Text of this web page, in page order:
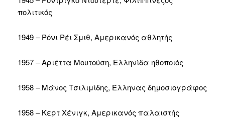
πολιτικός
1949 – Ρόνι Ρέι Σμιθ, Αμερικανός αθλητής
1957 – Αριέττα Μουτούση, Ελληνίδα ηθοποιός
1958 – Μάνος Τσιλιμίδης, Έλληνας δημοσιογράφος
1958 – Κερτ Χένιγκ, Αμερικανός παλαιστής